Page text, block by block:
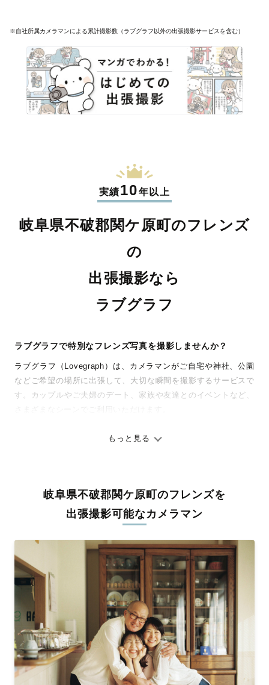
※自社所属カメラマンによる累計撮影数（ラブグラフ以外の出張撮影サービスを含む）
実績10年以上
岐阜県不破郡関ケ原町のフレンズ
の
出張撮影なら
ラブグラフ
ラブグラフで特別なフレンズ写真を撮影しませんか？
ラブグラフ（Lovegraph）は、カメラマンがご自宅や神社、公園
などご希望の場所に出張して、大切な瞬間を撮影するサービスで
す。カップルやご夫婦のデート、家族や友達とのイベントなど、
ありのままの空気感を大切に、何十年経っても見返したくなるよ
料金は全国どこでも一律。わかりやすく安心の価格設定です。オ
リジナルの研修と厳正な審査に合格し、撮影技術やホスピタリテ
ィを身につけたプロのカメラマンが全国47都道府県に在籍してい
験をお届けします。
丁寧なレタッチで思い出を美しく仕上げます
撮影後は、独自の編集技術で写真の明るさや色合いを丁寧に調
整。自然な雰囲気を残しつつも、おしゃれで洗練された仕上がり
に。きっと「こんな写真を撮ってほしかった！」と思える一枚に
出会えます。まずは、ラブグラフの撮影事例 をご覧ください。
もっと見る
岐阜県不破郡関ケ原町のフレンズを
出張撮影可能なカメラマン